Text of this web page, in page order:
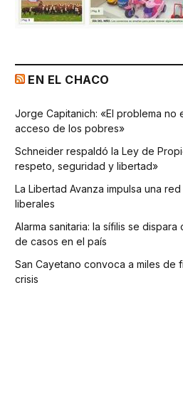
EN EL CHACO
Jorge Capitanich: «El problema no
acceso de los pobres»
Schneider respaldó la Ley de
respeto, seguridad y libertad»
La Libertad Avanza impulsa una
liberales
Alarma sanitaria: la sífilis se
de casos en el país
San Cayetano convoca a miles de
crisis